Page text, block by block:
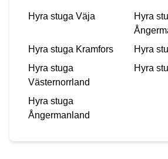
Hyra stuga Väja
Hyra
Hyra stuga Kramfors Hyra
Hyra stuga
Västernorrland
Hyra
Hyra stuga
Ångermanland